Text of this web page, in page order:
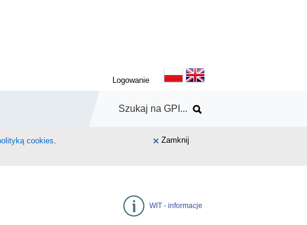
Logowanie
cookies.
Zamknij
WIT - informacje